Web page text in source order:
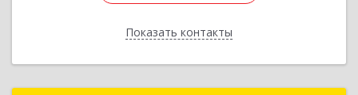
Показать контакты
Назад